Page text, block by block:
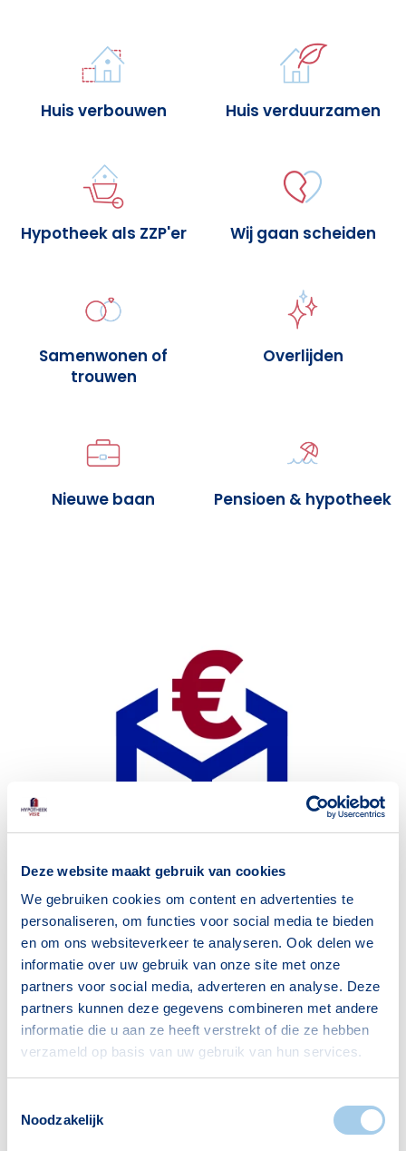
Deze website maakt gebruik van cookies
We gebruiken cookies om content en advertenties te
personaliseren, om functies voor social media te bieden
en om ons websiteverkeer te analyseren. Ook delen we
informatie over uw gebruik van onze site met onze
partners voor social media, adverteren en analyse. Deze
partners kunnen deze gegevens combineren met andere
informatie die u aan ze heeft verstrekt of die ze hebben
verzameld op basis van uw gebruik van hun services.
Noodzakelijk
Huis verbouwen Huis verduurzamen
Hypotheek als ZZP'er Wij gaan scheiden
Samenwonen of
trouwen
Overlijden
Nieuwe baan Pensioen & hypotheek
Uitgelicht
Nieuw van Hypotheek Visie:
HypotheekBox
Bij het afsluiten van een hypotheek komt een